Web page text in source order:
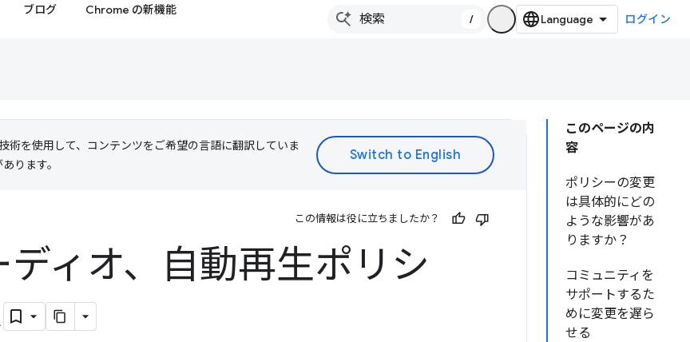
ブログ Chrome の新機能
/ ログイン
このページの内
容
ポリシーの変更
は具体的にどの
ような影響があ
りますか？
コミュニティを
サポートするた
めに変更を遅ら
せる
術を使用して、コンテンツをご希望の言語に翻訳していま
ります。
この情報は役に立ちましたか？
ディオ、自動再生ポリシ